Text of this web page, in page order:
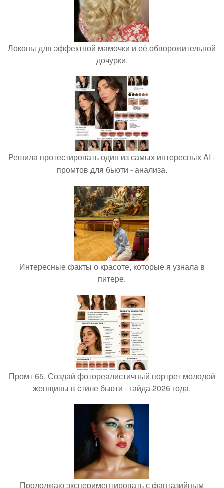
Локоны для эффектной мамочки и её обворожительной
дочурки.
Решила протестировать один из самых интересных AI -
промтов для бьюти - анализа.
Интересные факты о красоте, которые я узнала в
питере.
Промт 65. Создай фотореалистичный портрет молодой
женщины в стиле бьюти - гайда 2026 года.
Продолжаю экспериментировать с фантазийным